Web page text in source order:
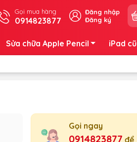
Gọi mua hàng
0914823877
Đăng nhập
Đăng ký
Sửa chữa Apple Pencil iPad cũ
Gọi ngay
0914823877 để